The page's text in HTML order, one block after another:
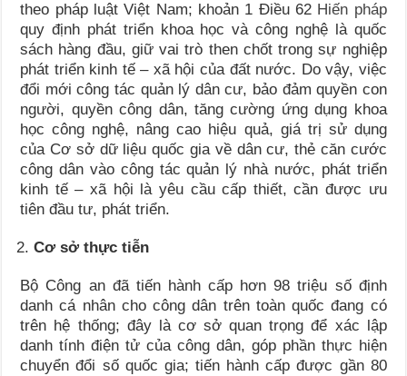
theo pháp luật Việt Nam; khoản 1 Điều 62 Hiến pháp
quy định phát triển khoa học và công nghệ là quốc
sách hàng đầu, giữ vai trò then chốt trong sự nghiệp
phát triển kinh tế – xã hội của đất nước. Do vậy, việc
đổi mới công tác quản lý dân cư, bảo đảm quyền con
người, quyền công dân, tăng cường ứng dụng khoa
học công nghệ, nâng cao hiệu quả, giá trị sử dụng
của Cơ sở dữ liệu quốc gia về dân cư, thẻ căn cước
công dân vào công tác quản lý nhà nước, phát triển
kinh tế – xã hội là yêu cầu cấp thiết, cần được ưu
tiên đầu tư, phát triển.
Cơ sở thực tiễn
Bộ Công an đã tiến hành cấp hơn 98 triệu số định
danh cá nhân cho công dân trên toàn quốc đang có
trên hệ thống; đây là cơ sở quan trọng để xác lập
danh tính điện tử của công dân, góp phần thực hiện
chuyển đổi số quốc gia; tiến hành cấp được gần 80